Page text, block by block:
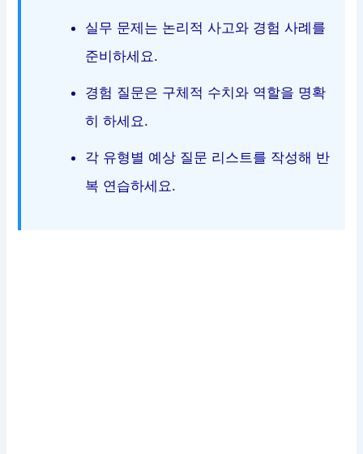
실무 문제는 논리적 사고와 경험 사례를
준비하세요.
경험 질문은 구체적 수치와 역할을 명확
히 하세요.
각 유형별 예상 질문 리스트를 작성해 반
복 연습하세요.